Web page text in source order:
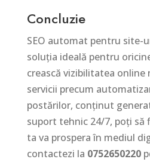
Concluzie
SEO automat pentru site-
soluția ideală pentru
crească vizibilitatea online
servicii precum
postărilor, conținut
suport tehnic 24/7, poți să
ta va prospera în mediul
contactezi la 0752650220